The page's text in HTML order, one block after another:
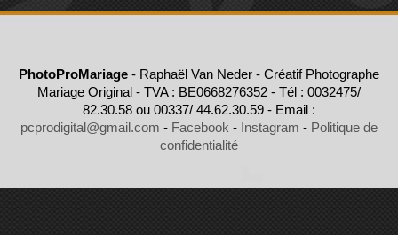
PhotoProMariage - Raphaël Van Neder - Créatif Photographe
Mariage Original - TVA : BE0668276352 - Tél : 0032475/
82.30.58 ou 00337/ 44.62.30.59 - Email :
pcprodigital@gmail.com - Facebook - Instagram - Politique de
confidentialité